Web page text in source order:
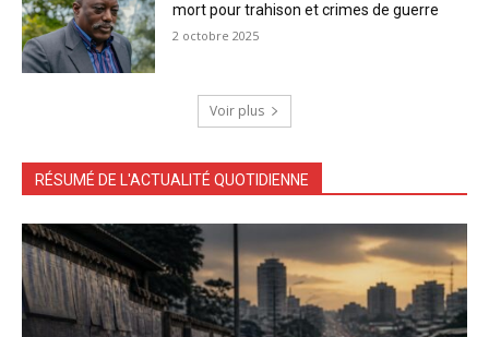
mort pour trahison et crimes de guerre
2 octobre 2025
Voir plus
RÉSUMÉ DE L'ACTUALITÉ QUOTIDIENNE